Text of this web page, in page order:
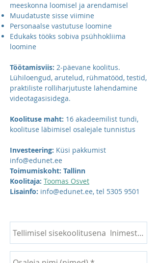
meeskonna loomisel ja arendamisel
Muudatuste sisse viimine
Personaalse vastutuse loomine
Edukaks tööks sobiva psühhokliima
loomine
Töötamisviis: 2-päevane koolitus.
Lühiloengud, arutelud, rühmatööd, testid,
praktiliste rolliharjutuste lahendamine
videotagasisidega.
Koolituse maht: 16 akadeemilist tundi,
koolituse läbimisel osalejale tunnistus
Investeering: Küsi pakkumist
info@edunet.ee
Toimumiskoht: Tallinn
Koolitaja: Toomas Osvet
Lisainfo: info@edunet.ee, tel 5305 9501